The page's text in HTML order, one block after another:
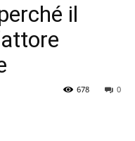
il
0
678